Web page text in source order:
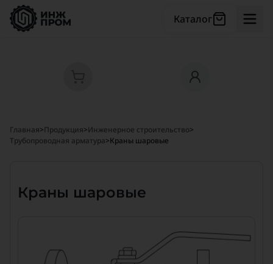
Каталог
Главная>Продукция>Инженерное строительство>
Трубопроводная арматура>Краны шаровые
Краны шаровые